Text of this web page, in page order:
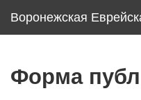
Воронежская
Форма